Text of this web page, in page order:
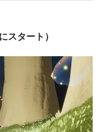
スタート）